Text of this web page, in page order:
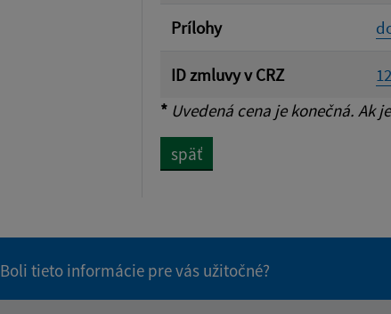
Prílohy
ID zmluvy v CRZ
* Uvedená cena je konečná. Ak
späť
Boli tieto informácie pre vás užitočné?